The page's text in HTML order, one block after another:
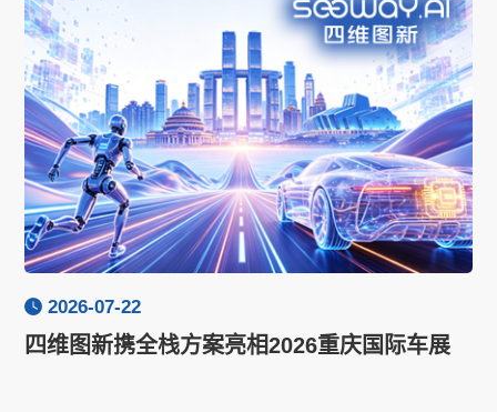
2026-07-22
四维图新携全栈方案亮相2026重庆国际车展